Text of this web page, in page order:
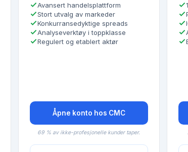
Avansert handelsplattform
Stort utvalg av markeder
Konkurransedyktige spreads
Analyseverktøy i toppklasse
Regulert og etablert aktør
Åpne konto hos CMC
69 % av ikke-profesjonelle kunder taper.